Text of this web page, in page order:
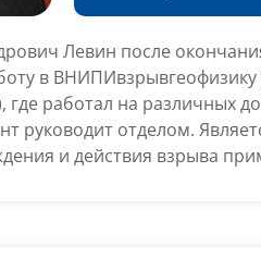
Левин после
в ВНИПИвзрывгеофизику
где работал на различных
руководит отделом.
и действия взрыва